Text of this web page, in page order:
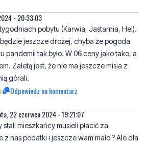
- 20:33:03
pobytu (Karwia, Jastarnia, Hel).
jeszcze drożej, chyba że pogoda
pandemii tak było. W 06 ceny jako tako, a
Zaletą jest, że nie ma jeszcze misia z
górali.
Odpowiedz na komentarz
22 czerwca 2024 - 19:21:07
mieszkańcy musieli płacić za
nas podatki i jeszcze wam mało ? Ale dla